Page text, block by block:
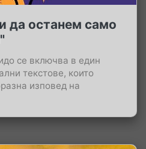
да останем само
се включва в един
текстове, които
изповед на